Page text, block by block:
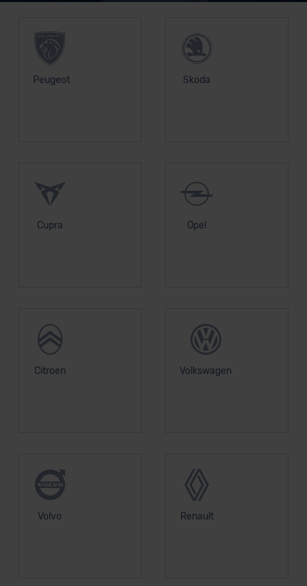
Peugeot Skoda
Cupra Opel
Citroen Volkswagen
Volvo Renault